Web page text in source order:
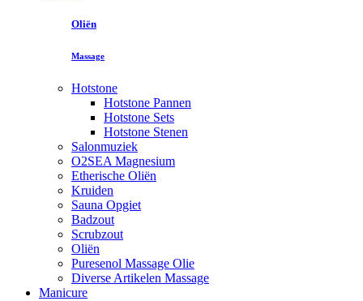
Oliën
Massage
Hotstone
Hotstone Pannen
Hotstone Sets
Hotstone Stenen
Salonmuziek
O2SEA Magnesium
Etherische Oliën
Kruiden
Sauna Opgiet
Badzout
Scrubzout
Oliën
Puresenol Massage Olie
Diverse Artikelen Massage
Manicure